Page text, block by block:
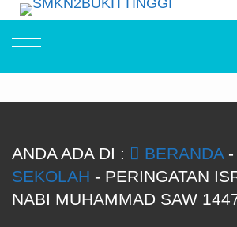
ANDA ADA DI : BERANDA -
SEKOLAH - PERINGATAN
NABI MUHAMMAD SAW